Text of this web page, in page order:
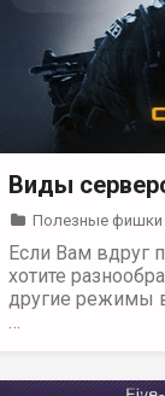
Виды
Полезные фишки
Если Вам вдруг
хотите
другие режимы в
…